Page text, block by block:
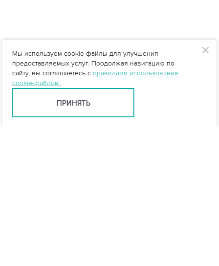
Мы используем cookie-файлы для улучшения
предоставляемых услуг. Продолжая навигацию по
сайту, вы соглашаетесь с правилами использования
cookie-файлов .
ПРИНЯТЬ